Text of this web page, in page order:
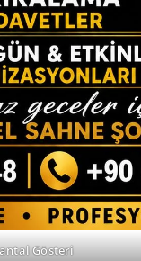
Gösteri